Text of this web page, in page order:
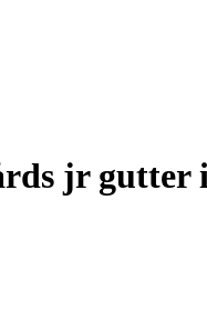
jr gutter